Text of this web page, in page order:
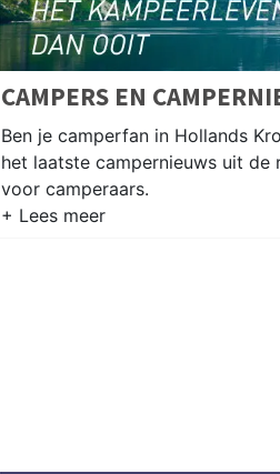
CAMPERS EN
Ben je camperfan in Hollands
het laatste campernieuws uit
voor camperaars.